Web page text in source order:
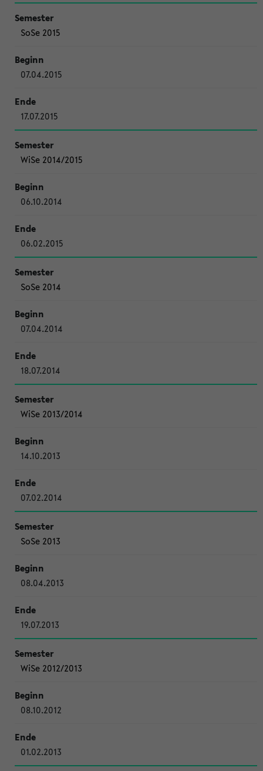
SoSe 2015
07.04.2015
17.07.2015
WiSe 2014/2015
06.10.2014
06.02.2015
SoSe 2014
07.04.2014
18.07.2014
WiSe 2013/2014
14.10.2013
07.02.2014
SoSe 2013
08.04.2013
19.07.2013
WiSe 2012/2013
08.10.2012
01.02.2013